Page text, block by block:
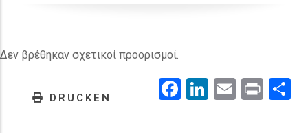
Δεν βρέθηκαν σχετικοί προορισμοί.
DRUCKEN Facebook
LinkedIn
EmailPrint